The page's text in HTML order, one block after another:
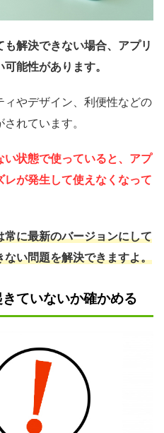
解決できない場合、アプリ
能性があります。
やデザイン、利便性などの
れています。
状態で使っていると、アプ
が発生して使えなくなって
に最新のバージョンにして
い問題を解決できますよ。
ていないか確かめる